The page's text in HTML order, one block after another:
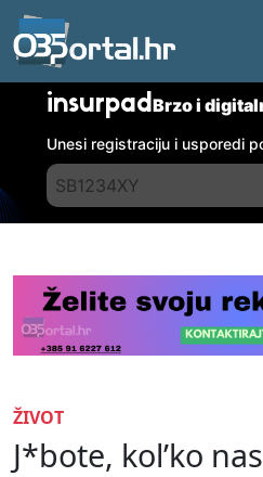
insurpadBrzo i
Unesi registraciju i usporedi
ŽIVOT
J*bote, kol’ko